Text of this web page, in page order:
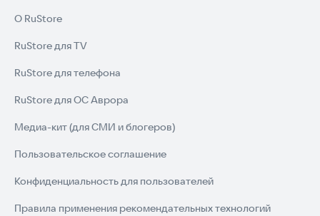
О RuStore
RuStore для TV
RuStore для телефона
RuStore для ОС Аврора
Медиа-кит (для СМИ и блогеров)
Пользовательское соглашение
Конфиденциальность для пользователей
Правила применения рекомендательных технологий